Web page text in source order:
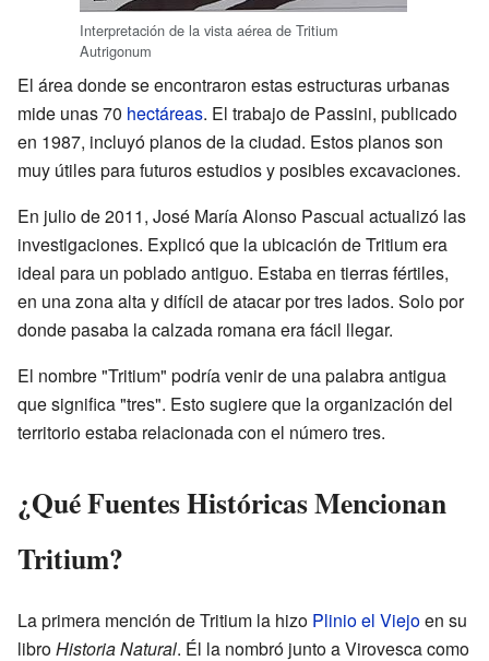
Interpretación de la vista aérea de Tritium
Autrigonum
El área donde se encontraron estas estructuras urbanas
mide unas 70 hectáreas. El trabajo de Passini, publicado
en 1987, incluyó planos de la ciudad. Estos planos son
muy útiles para futuros estudios y posibles excavaciones.
En julio de 2011, José María Alonso Pascual actualizó las
investigaciones. Explicó que la ubicación de Tritium era
ideal para un poblado antiguo. Estaba en tierras fértiles,
en una zona alta y difícil de atacar por tres lados. Solo por
donde pasaba la calzada romana era fácil llegar.
El nombre "Tritium" podría venir de una palabra antigua
que significa "tres". Esto sugiere que la organización del
territorio estaba relacionada con el número tres.
¿Qué Fuentes Históricas Mencionan
Tritium?
La primera mención de Tritium la hizo Plinio el Viejoen su
libroHistoria Natural. Él la nombró junto a Virovesca como